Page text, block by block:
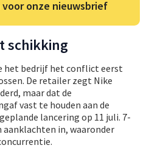
onze nieuwsbrief
schikking
het bedrijf het conflict eerst
De retailer zegt Nike
maar dat de
vast te houden aan de
lancering op 11 juli. 7-
in, waaronder